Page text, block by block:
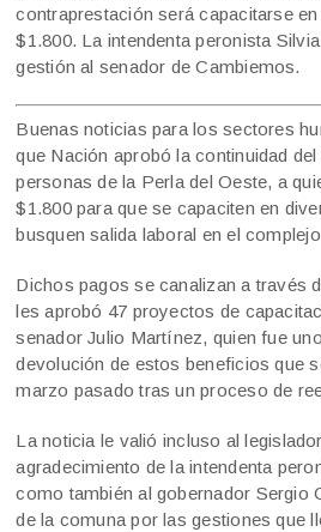
contraprestación será capacitarse
$1.800. La intendenta peronista
gestión al senador de Cambiemos.
Buenas noticias para los sectores
que Nación aprobó la continuidad
personas de la Perla del Oeste, a
$1.800 para que se capaciten en
busquen salida laboral en el
Dichos pagos se canalizan a través
les aprobó 47 proyectos de
senador Julio Martínez, quien fue
devolución de estos beneficios que
marzo pasado tras un proceso de
La noticia le valió incluso al
agradecimiento de la intendenta
como también al gobernador Sergio
de la comuna por las gestiones que